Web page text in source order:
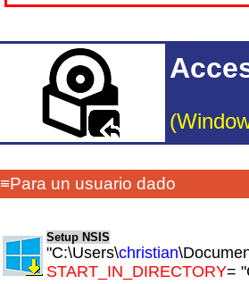
≡Para un usuario dado
Setup NSIS
"C:\Users\christian
START_IN_DIRECTORY=